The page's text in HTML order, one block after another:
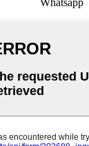
Whatsapp